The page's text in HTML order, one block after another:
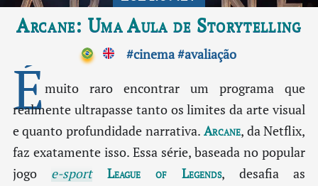
Arcane: Uma Aula de Storytelling
#cinema#avaliação
Émuito raro encontrar um programa que
realmente ultrapasse tanto os limites da arte visual
e quanto profundidade narrativa. Arcane, da Netflix,
faz exatamente isso. Essa série, baseada no popular
jogo e-sport League of Legends, desafia as